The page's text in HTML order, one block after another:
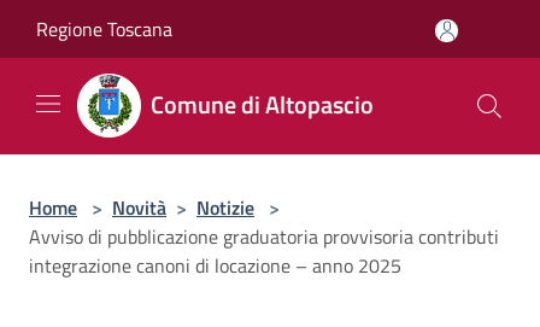
Regione Toscana
Comune di Altopascio
Home > Novità > Notizie >
Avviso di pubblicazione graduatoria provvisoria contributi
integrazione canoni di locazione – anno 2025